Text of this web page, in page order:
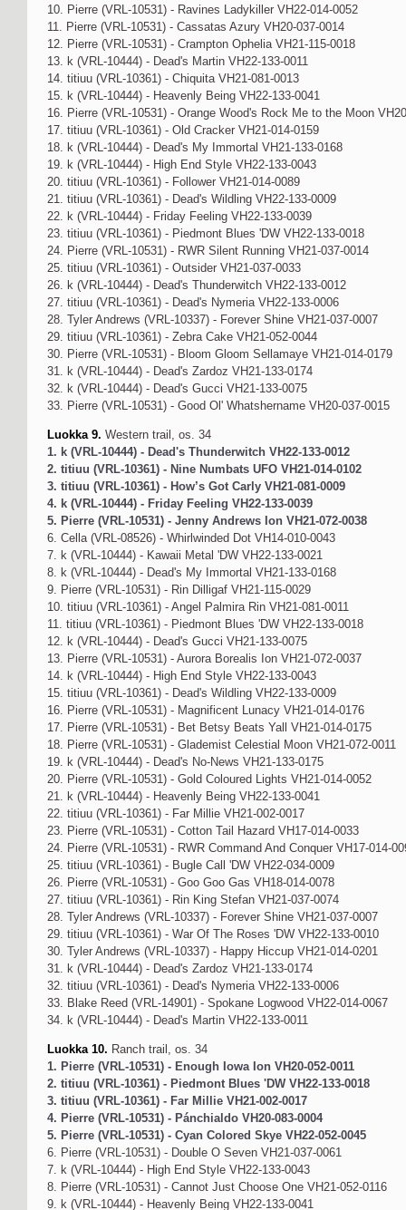
10. Pierre (VRL-10531) - Ravines Ladykiller VH22-014-0052
11. Pierre (VRL-10531) - Cassatas Azury VH20-037-0014
12. Pierre (VRL-10531) - Crampton Ophelia VH21-115-0018
13. k (VRL-10444) - Dead's Martin VH22-133-0011
14. titiuu (VRL-10361) - Chiquita VH21-081-0013
15. k (VRL-10444) - Heavenly Being VH22-133-0041
16. Pierre (VRL-10531) - Orange Wood's Rock Me to the Moon
17. titiuu (VRL-10361) - Old Cracker VH21-014-0159
18. k (VRL-10444) - Dead's My Immortal VH21-133-0168
19. k (VRL-10444) - High End Style VH22-133-0043
20. titiuu (VRL-10361) - Follower VH21-014-0089
21. titiuu (VRL-10361) - Dead's Wildling VH22-133-0009
22. k (VRL-10444) - Friday Feeling VH22-133-0039
23. titiuu (VRL-10361) - Piedmont Blues 'DW VH22-133-0018
24. Pierre (VRL-10531) - RWR Silent Running VH21-037-0014
25. titiuu (VRL-10361) - Outsider VH21-037-0033
26. k (VRL-10444) - Dead's Thunderwitch VH22-133-0012
27. titiuu (VRL-10361) - Dead's Nymeria VH22-133-0006
28. Tyler Andrews (VRL-10337) - Forever Shine VH21-037-0007
29. titiuu (VRL-10361) - Zebra Cake VH21-052-0044
30. Pierre (VRL-10531) - Bloom Gloom Sellamaye VH21-014-0179
31. k (VRL-10444) - Dead's Zardoz VH21-133-0174
32. k (VRL-10444) - Dead's Gucci VH21-133-0075
33. Pierre (VRL-10531) - Good Ol' Whatshername VH20-037-0015
Luokka 9. Western trail, os. 34
1. k (VRL-10444) - Dead's Thunderwitch VH22-133-0012
2. titiuu (VRL-10361) - Nine Numbats UFO VH21-014-0102
3. titiuu (VRL-10361) - How’s Got Carly VH21-081-0009
4. k (VRL-10444) - Friday Feeling VH22-133-0039
5. Pierre (VRL-10531) - Jenny Andrews Ion VH21-072-0038
6. Cella (VRL-08526) - Whirlwinded Dot VH14-010-0043
7. k (VRL-10444) - Kawaii Metal 'DW VH22-133-0021
8. k (VRL-10444) - Dead's My Immortal VH21-133-0168
9. Pierre (VRL-10531) - Rin Dilligaf VH21-115-0029
10. titiuu (VRL-10361) - Angel Palmira Rin VH21-081-0011
11. titiuu (VRL-10361) - Piedmont Blues 'DW VH22-133-0018
12. k (VRL-10444) - Dead's Gucci VH21-133-0075
13. Pierre (VRL-10531) - Aurora Borealis Ion VH21-072-0037
14. k (VRL-10444) - High End Style VH22-133-0043
15. titiuu (VRL-10361) - Dead's Wildling VH22-133-0009
16. Pierre (VRL-10531) - Magnificent Lunacy VH21-014-0176
17. Pierre (VRL-10531) - Bet Betsy Beats Yall VH21-014-0175
18. Pierre (VRL-10531) - Glademist Celestial Moon VH21-072-0011
19. k (VRL-10444) - Dead's No-News VH21-133-0175
20. Pierre (VRL-10531) - Gold Coloured Lights VH21-014-0052
21. k (VRL-10444) - Heavenly Being VH22-133-0041
22. titiuu (VRL-10361) - Far Millie VH21-002-0017
23. Pierre (VRL-10531) - Cotton Tail Hazard VH17-014-0033
24. Pierre (VRL-10531) - RWR Command And Conquer VH17-014-
25. titiuu (VRL-10361) - Bugle Call 'DW VH22-034-0009
26. Pierre (VRL-10531) - Goo Goo Gas VH18-014-0078
27. titiuu (VRL-10361) - Rin King Stefan VH21-037-0074
28. Tyler Andrews (VRL-10337) - Forever Shine VH21-037-0007
29. titiuu (VRL-10361) - War Of The Roses 'DW VH22-133-0010
30. Tyler Andrews (VRL-10337) - Happy Hiccup VH21-014-0201
31. k (VRL-10444) - Dead's Zardoz VH21-133-0174
32. titiuu (VRL-10361) - Dead's Nymeria VH22-133-0006
33. Blake Reed (VRL-14901) - Spokane Logwood VH22-014-0067
34. k (VRL-10444) - Dead's Martin VH22-133-0011
Luokka 10. Ranch trail, os. 34
1. Pierre (VRL-10531) - Enough Iowa Ion VH20-052-0011
2. titiuu (VRL-10361) - Piedmont Blues 'DW VH22-133-0018
3. titiuu (VRL-10361) - Far Millie VH21-002-0017
4. Pierre (VRL-10531) - Pánchialdo VH20-083-0004
5. Pierre (VRL-10531) - Cyan Colored Skye VH22-052-0045
6. Pierre (VRL-10531) - Double O Seven VH21-037-0061
7. k (VRL-10444) - High End Style VH22-133-0043
8. Pierre (VRL-10531) - Cannot Just Choose One VH21-052-0116
9. k (VRL-10444) - Heavenly Being VH22-133-0041